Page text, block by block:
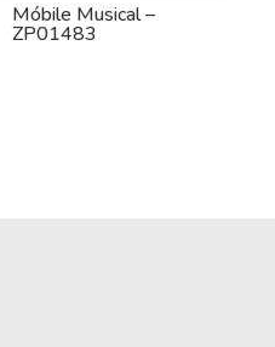
Móbile Musical –
ZP01483